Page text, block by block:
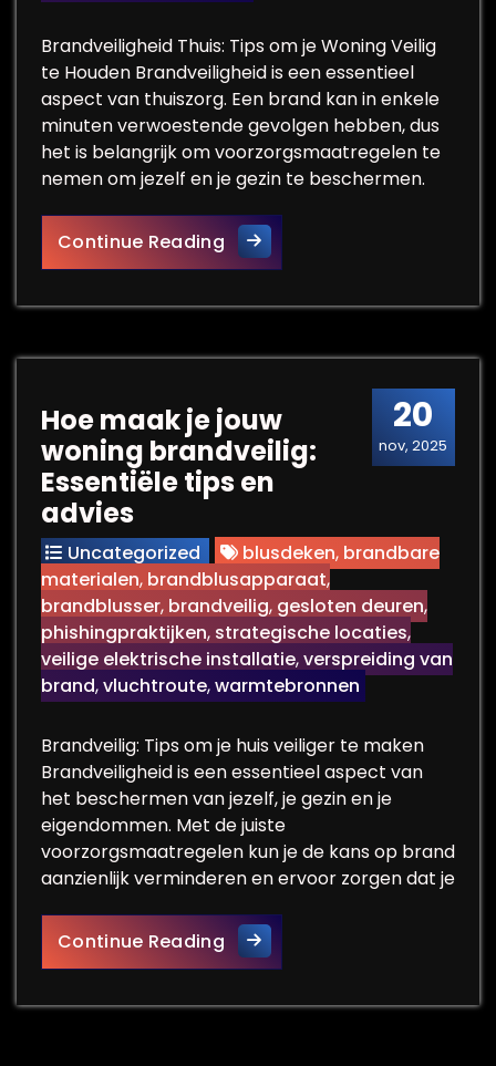
Brandveiligheid Thuis: Tips om je Woning Veilig
te Houden Brandveiligheid is een essentieel
aspect van thuiszorg. Een brand kan in enkele
minuten verwoestende gevolgen hebben, dus
het is belangrijk om voorzorgsmaatregelen te
nemen om jezelf en je gezin te beschermen.
Continue ReadingTips voor optimale
20
nov, 2025
Hoe maak je jouw
woning brandveilig:
Essentiële tips en
advies
Uncategorized blusdeken, brandbare
materialen, brandblusapparaat,
brandblusser, brandveilig, gesloten deuren,
phishingpraktijken, strategische locaties,
veilige elektrische installatie,verspreiding van
brand,vluchtroute,warmtebronnen
Brandveilig: Tips om je huis veiliger te maken
Brandveiligheid is een essentieel aspect van
het beschermen van jezelf, je gezin en je
eigendommen. Met de juiste
voorzorgsmaatregelen kun je de kans op brand
aanzienlijk verminderen en ervoor zorgen dat je
Continue ReadingHoe maak je jouw woning